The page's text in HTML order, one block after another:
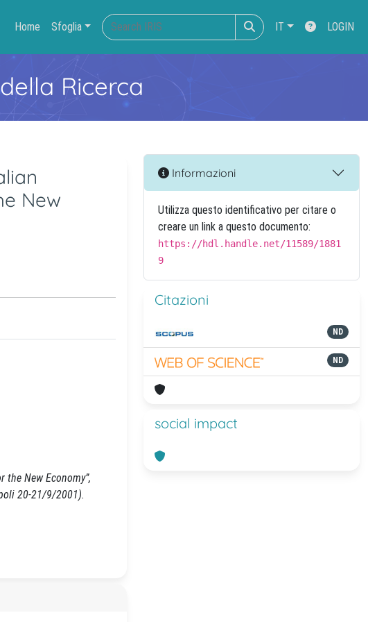
Home Sfoglia IT LOGIN
Ricerca
New
the New Economy”,
20-21/9/2001).
Informazioni
Utilizza questo identificativo per citare o
creare un link a questo documento:
https://hdl.handle.net/11589/1881
9
Citazioni
ND
ND
social impact